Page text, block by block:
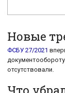
Новые
ФСБУ 27/2021
документообороту
отсутствовали.